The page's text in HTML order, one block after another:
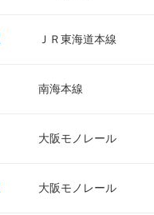
ＪＲ東海道本線
南海本線
大阪モノレール
大阪モノレール